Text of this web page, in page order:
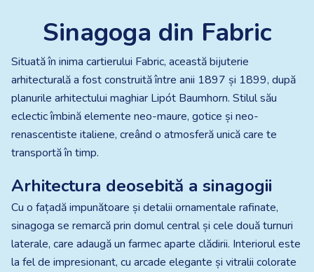
Sinagoga din Fabric
Situată în inima cartierului Fabric, această bijuterie
arhitecturală a fost construită între anii 1897 și 1899, după
planurile arhitectului maghiar Lipót Baumhorn. Stilul său
eclectic îmbină elemente neo-maure, gotice și neo-
renascentiste italiene, creând o atmosferă unică care te
transportă în timp.
Arhitectura deosebită a sinagogii
Cu o fațadă impunătoare și detalii ornamentale rafinate,
sinagoga se remarcă prin domul central și cele două turnuri
laterale, care adaugă un farmec aparte clădirii. Interiorul este
la fel de impresionant, cu arcade elegante și vitralii colorate